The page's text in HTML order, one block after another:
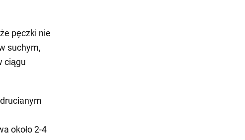
pęczki nie
suchym,
ciągu
około 2-4